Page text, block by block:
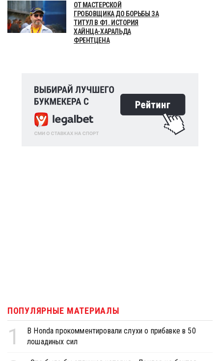
ОТ МАСТЕРСКОЙ
ГРОБОВЩИКА ДО БОРЬБЫ ЗА
ТИТУЛ В Ф1. ИСТОРИЯ
ХАЙНЦА-ХАРАЛЬДА
ФРЕНТЦЕНА
ПОПУЛЯРНЫЕ МАТЕРИАЛЫ
1
В Honda прокомментировали слухи о прибавке в 50
лошадиных сил